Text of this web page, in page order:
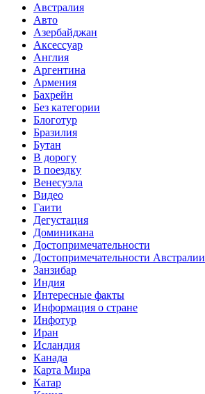
Австралия
Авто
Азербайджан
Аксессуар
Англия
Аргентина
Армения
Бахрейн
Без категории
Блоготур
Бразилия
Бутан
В дорогу
В поездку
Венесуэла
Видео
Гаити
Дегустация
Доминикана
Достопримечательности
Достопримечательности Австралии
Занзибар
Индия
Интересные факты
Информация о стране
Инфотур
Иран
Исландия
Канада
Карта Мира
Катар